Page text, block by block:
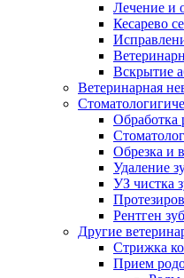
Лечение и
Кесарево
Вскрытие
Ветеринарная
Обработка
Обрезка и
Удаление
УЗ чистка
Рентген
Другие
Стрижка
Прием